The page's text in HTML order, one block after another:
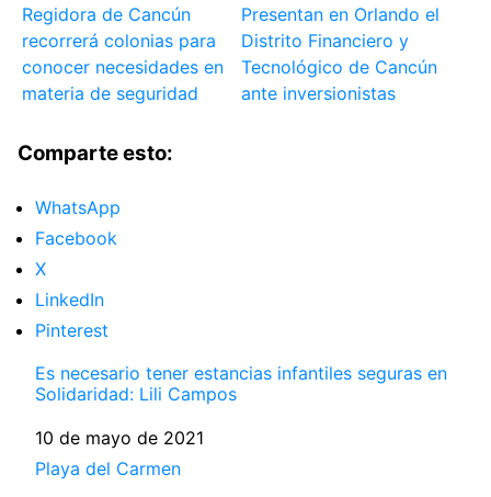
Regidora de Cancún
recorrerá colonias para
conocer necesidades en
materia de seguridad
Presentan en Orlando el
Distrito Financiero y
Tecnológico de Cancún
ante inversionistas
Comparte esto:
WhatsApp
Facebook
X
LinkedIn
Pinterest
Es necesario tener estancias infantiles seguras en
Solidaridad: Lili Campos
Fecha
10 de mayo de 2021
Respecto a
Playa del Carmen